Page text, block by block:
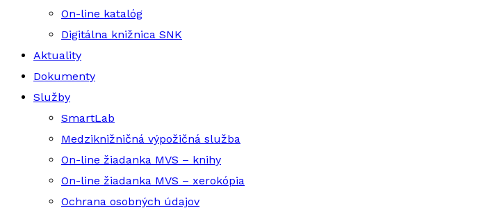
On-line katalóg
Digitálna knižnica SNK
Aktuality
Dokumenty
Služby
SmartLab
Medziknižničná výpožičná služba
On-line žiadanka MVS – knihy
On-line žiadanka MVS – xerokópia
Ochrana osobných údajov